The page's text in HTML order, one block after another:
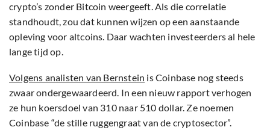
crypto’s zonder Bitcoin weergeeft. Als die correlatie
standhoudt, zou dat kunnen wijzen op een aanstaande
opleving voor altcoins. Daar wachten investeerders al hele
lange tijd op.
Volgens analisten van Bernstein is Coinbase nog steeds
zwaar ondergewaardeerd. In een nieuw rapport verhogen
ze hun koersdoel van 310 naar 510 dollar. Ze noemen
Coinbase “de stille ruggengraat van de cryptosector”.